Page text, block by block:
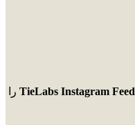
TieLabs Instagram Feed را